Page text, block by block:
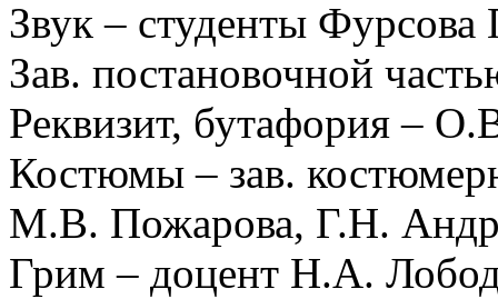
Звук – студенты
Зав. постановочной
Реквизит, бутафория –
Костюмы – зав.
М.В. Пожарова, Г.Н.
Грим – доцент Н.А.